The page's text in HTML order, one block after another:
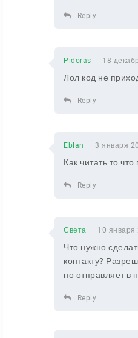
Reply
Pidoras 18
Лол код не
Reply
Eblan 3 января
Как читать то
Reply
Света 10 января
Что нужно
контакту?
но отправляет в
Reply